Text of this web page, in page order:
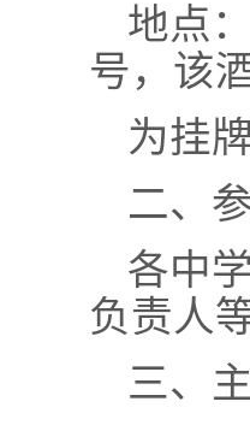
地点
号，该
为挂
二、
各中
负责人
三、